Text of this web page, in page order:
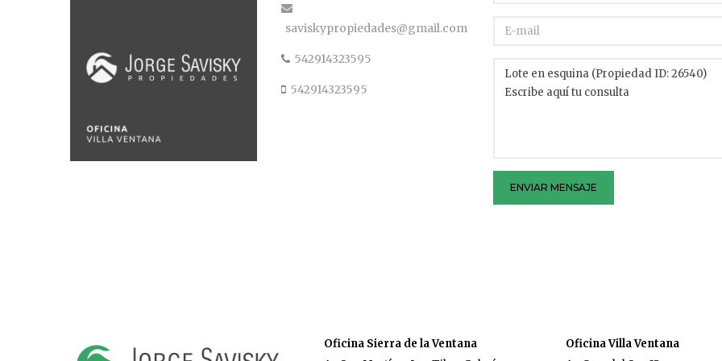
saviskypropiedades@gmail.com
542914323595
542914323595
ENVIAR MENSAJE
Oficina Sierra de la Ventana
Oficina Villa Ventana